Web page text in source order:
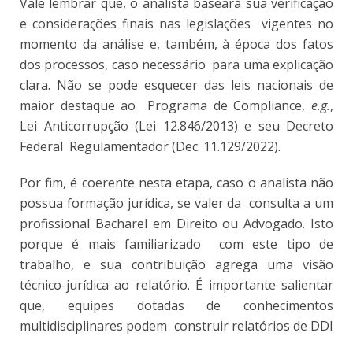
e considerações finais nas legislações vigentes no
momento da análise e, também, à época dos fatos
dos processos, caso necessário para uma explicação
clara. Não se pode esquecer das leis nacionais de
maior destaque ao Programa de Compliance, e.g.,
Lei Anticorrupção (Lei 12.846/2013) e seu Decreto
Federal Regulamentador (Dec. 11.129/2022).
Por fim, é coerente nesta etapa, caso o analista não
possua formação jurídica, se valer da consulta a um
profissional Bacharel em Direito ou Advogado. Isto
porque é mais familiarizado com este tipo de
trabalho, e sua contribuição agrega uma visão
técnico-jurídica ao relatório. É importante salientar
que, equipes dotadas de conhecimentos
multidisciplinares podem construir relatórios de DDI